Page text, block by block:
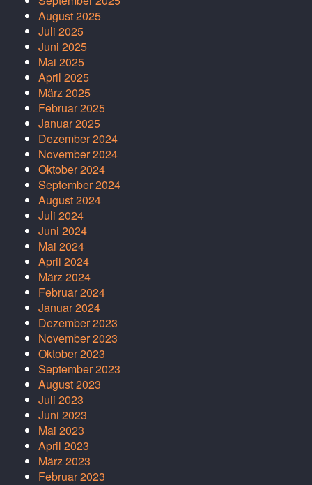
August 2025
Juli 2025
Juni 2025
Mai 2025
April 2025
März 2025
Februar 2025
Januar 2025
Dezember 2024
November 2024
Oktober 2024
September 2024
August 2024
Juli 2024
Juni 2024
Mai 2024
April 2024
März 2024
Februar 2024
Januar 2024
Dezember 2023
November 2023
Oktober 2023
September 2023
August 2023
Juli 2023
Juni 2023
Mai 2023
April 2023
März 2023
Februar 2023